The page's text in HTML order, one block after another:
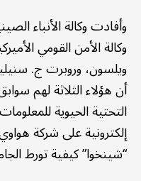
وكالة الأمن القومي
ويلسون، وروبرت ج.
أن هؤلاء الثلاثة لهم
التحتية الحيوية
إلكترونية على شركة
“شينخوا” كيفية تورط